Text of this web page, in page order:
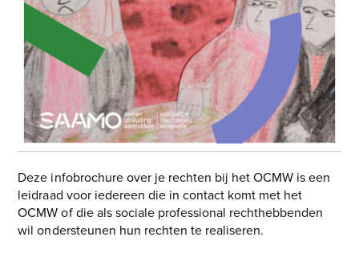
Deze infobrochure over je rechten bij het OCMW is een
leidraad voor iedereen die in contact komt met het
OCMW of die als sociale professional rechthebbenden
wil ondersteunen hun rechten te realiseren.